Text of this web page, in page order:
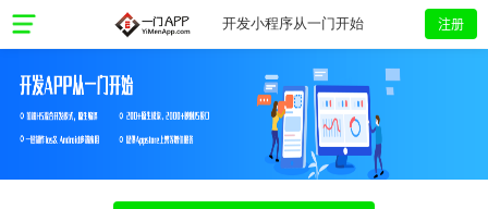
开发小程序从一门开始 注册